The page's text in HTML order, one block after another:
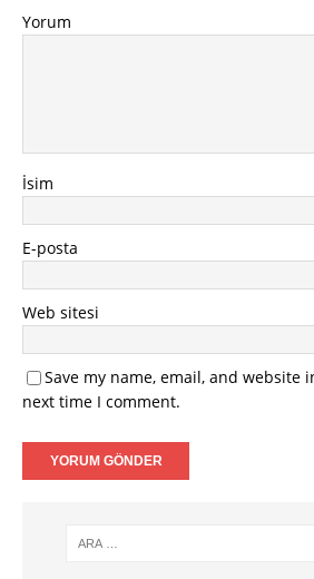
Yorum
İsim
E-posta
Web sitesi
Save my name, email, and website
next time I comment.